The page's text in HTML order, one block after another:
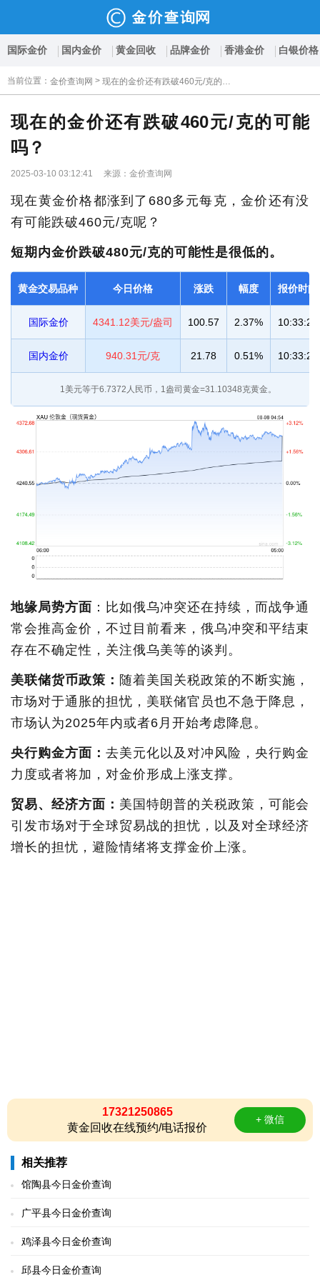
国际金价 国内金价 黄金回收 品牌金价 香港金价 白银价格
当前位置 ： 金价查询网 > 现在的金价还有跌破460元/克的可能吗？
现在的金价还有跌破460元/克的可能
吗？
2025-03-10 03:12:41 来源：金价查询网
现在黄金价格都涨到了680多元每克，金价还有没
有可能跌破460元/克呢？
短期内金价跌破480元/克的可能性是很低的。
黄金交易品种 今日价格 涨跌 幅度 报价时间
国际金价 4341.12美元/盎司 100.57 2.37% 10:33:23
国内金价 940.31元/克 21.78 0.51% 10:33:23
1美元等于6.7372 人民币，1盎司黄金=31.10348克黄金。
地缘局势方面 ：比如俄乌冲突还在持续，而战争通
常会推高金价，不过目前看来，俄乌冲突和平结束
存在不确定性，关注俄乌美等的谈判。
美联储货币政策： 随着美国关税政策的不断实施，
市场对于通胀的担忧，美联储官员也不急于降息，
市场认为2025年内或者6月开始考虑降息。
央行购金方面： 去美元化以及对冲风险，央行购金
力度或者将加，对金价形成上涨支撑。
贸易、经济方面： 美国特朗普的关税政策，可能会
引发市场对于全球贸易战的担忧，以及对全球经济
增长的担忧，避险情绪将支撑金价上涨。
17321250865
黄金回收在线预约/电话报价
+ 微信
相关推荐
馆陶县今日金价查询
广平县今日金价查询
鸡泽县今日金价查询
邱县今日金价查询